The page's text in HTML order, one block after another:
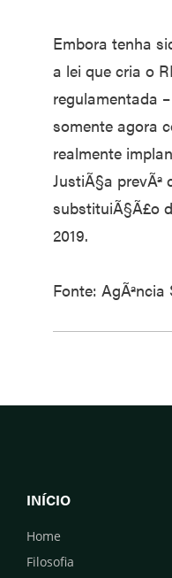
Embora tenha
a lei que cria o
regulamentada
somente agora
realmente
JustiÃ§a prevÃª
substituiÃ§Ã£o
2019.
Fonte: AgÃªncia
INÍCIO
Home
Filosofia